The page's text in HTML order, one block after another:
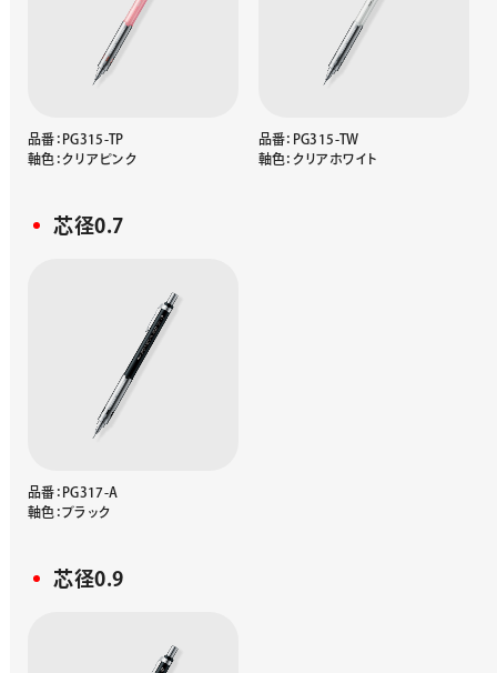
品番：PG315-TP
軸色：クリアピンク
品番：PG315-TW
軸色：クリアホワイト
芯径0.7
品番：PG317-A
軸色：ブラック
芯径0.9